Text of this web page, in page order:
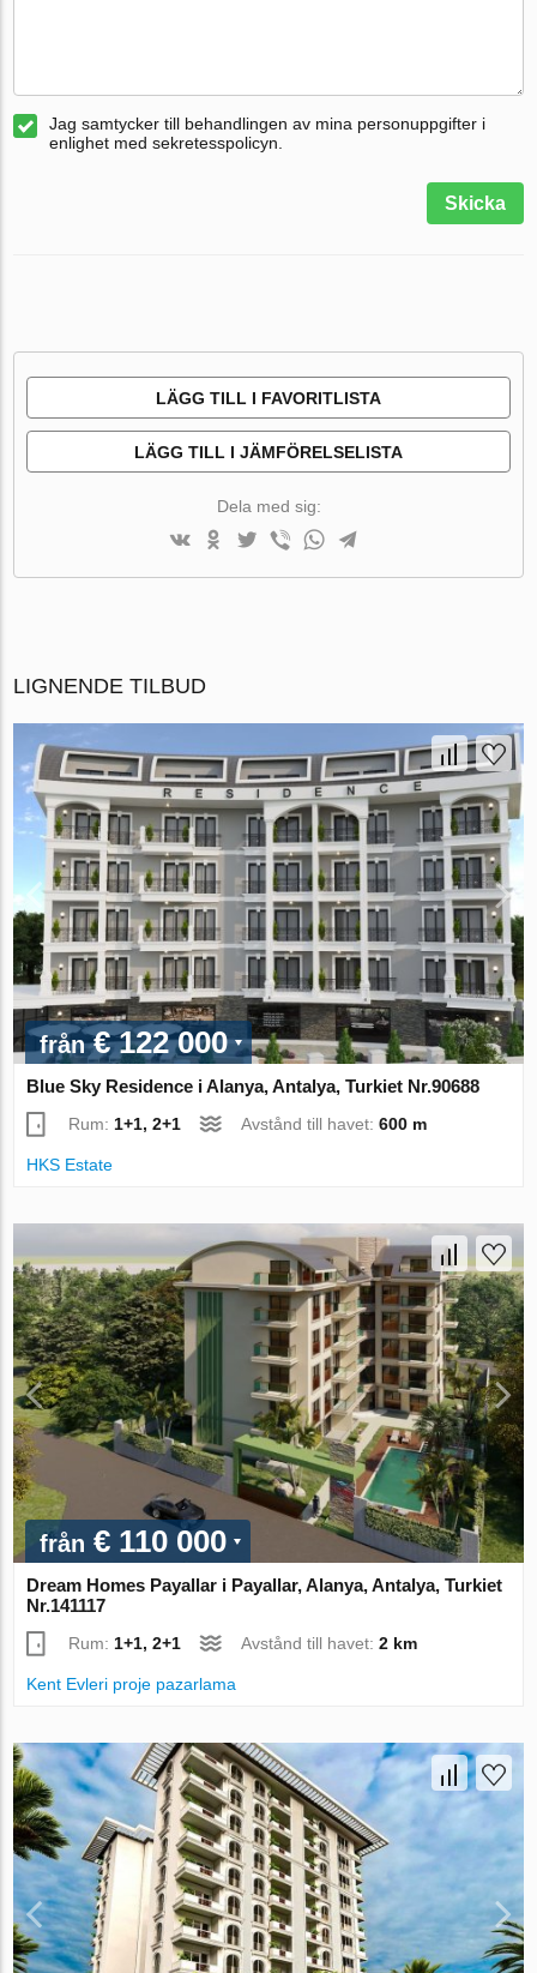
Jag samtycker till behandlingen av mina personuppgifter i
enlighet med sekretesspolicyn.
Skicka
LÄGG TILL I FAVORITLISTA
LÄGG TILL I JÄMFÖRELSELISTA
Dela med sig:
LIGNENDE TILBUD
från€ 122 000
Blue Sky Residence i Alanya, Antalya, Turkiet Nr.90688
Rum: 1+1, 2+1 Avstånd till havet:600 m
HKS Estate
från € 110 000
Dream Homes Payallar i Payallar, Alanya, Antalya, Turkiet
Nr.141117
Rum:1+1, 2+1 Avstånd till havet:2 km
Kent Evleri proje pazarlama